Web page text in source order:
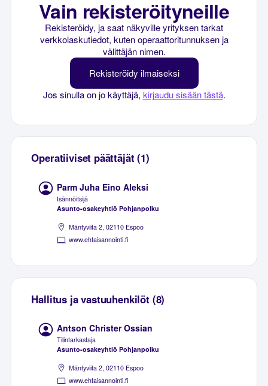
Vain rekisteröityneille
Rekisteröidy, ja saat näkyville yrityksen tarkat
verkkolaskutiedot, kuten operaattoritunnuksen ja
välittäjän nimen.
Rekisteröidy ilmaiseksi
Jos sinulla on jo käyttäjä, kirjaudu sisään tästä.
Operatiiviset päättäjät (1)
Parm Juha Eino Aleksi
Isännöitsijä
Asunto-osakeyhtiö Pohjanpolku
Mäntyviita 2, 02110 Espoo
www.ehtaisannointi.fi
Hallitus ja vastuuhenkilöt (8)
Antson Christer Ossian
Tilintarkastaja
Asunto-osakeyhtiö Pohjanpolku
Mäntyviita 2, 02110 Espoo
www.ehtaisannointi.fi